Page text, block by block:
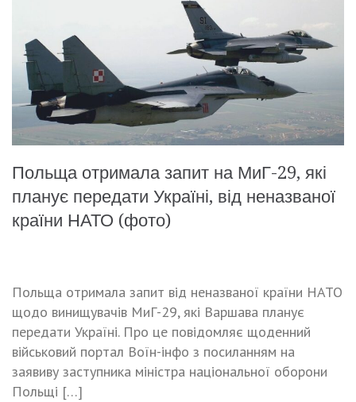
Польща отримала запит на МиГ-29, які
планує передати Україні, від неназваної
країни НАТО (фото)
Польща отримала запит від неназваної країни НАТО
щодо винищувачів МиГ-29, які Варшава планує
передати Україні. Про це повідомляє щоденний
військовий портал Воїн-інфо з посиланням на
заявиву заступника міністра національної оборони
Польщі […]